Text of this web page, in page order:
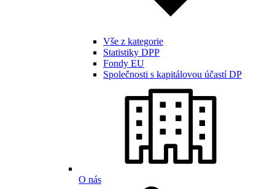
Vše z kategorie
Statistiky DPP
Fondy EU
Společnosti s kapitálovou účastí DP
O nás